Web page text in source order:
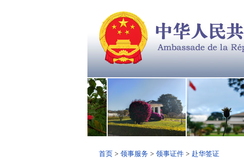
首页 > 领事服务 > 领事证件> 赴华签证